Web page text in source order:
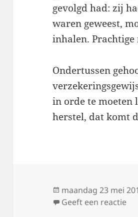
gevolgd had: zij
waren geweest,
inhalen. Prachtige
Ondertussen
in orde te moeten
herstel, dat komt
Geplaatst
op
maandag 23 mei
Geeft een reactie